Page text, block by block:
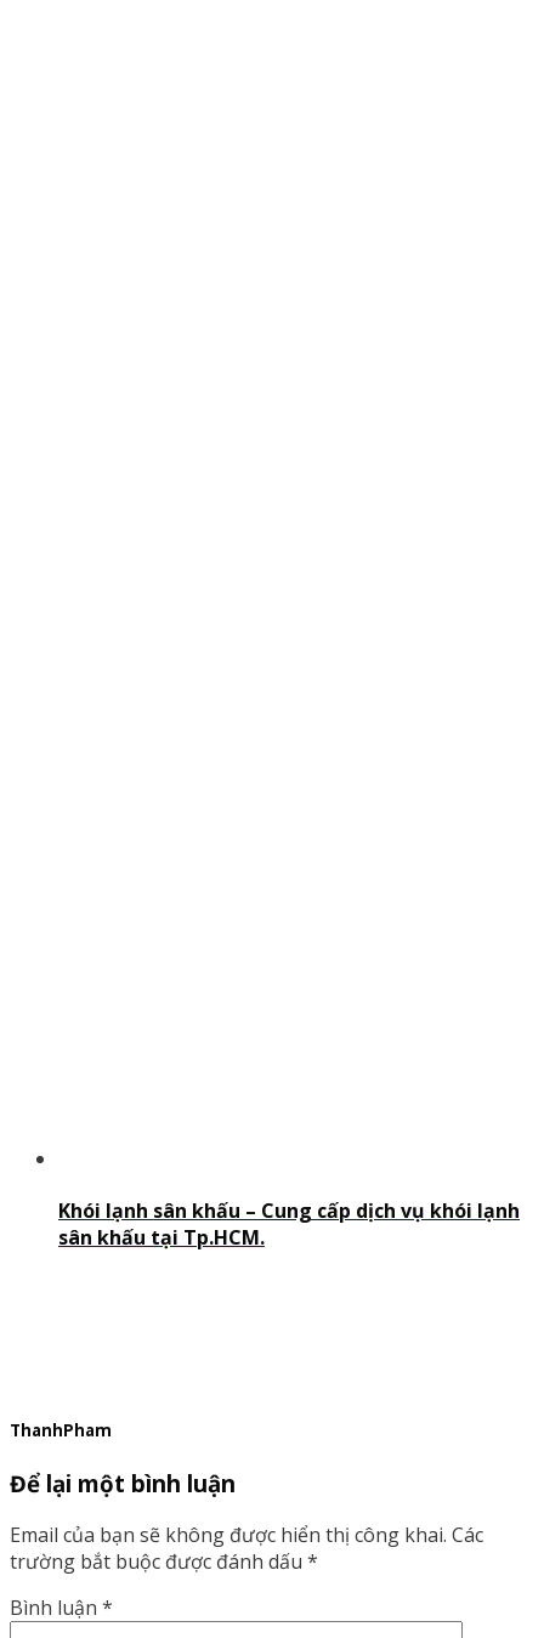
Khói lạnh sân khấu – Cung cấp dịch vụ khói lạnh
sân khấu tại Tp.HCM.
ThanhPham
Để lại một bình luận
Email của bạn sẽ không được hiển thị công khai. Các
trường bắt buộc được đánh dấu *
Bình luận *